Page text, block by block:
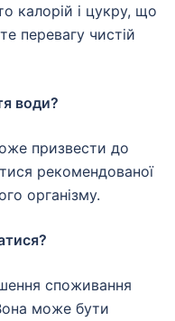
калорій і цукру, що
перевагу чистій
води?
призвести до
рекомендованої
організму.
споживання
може бути